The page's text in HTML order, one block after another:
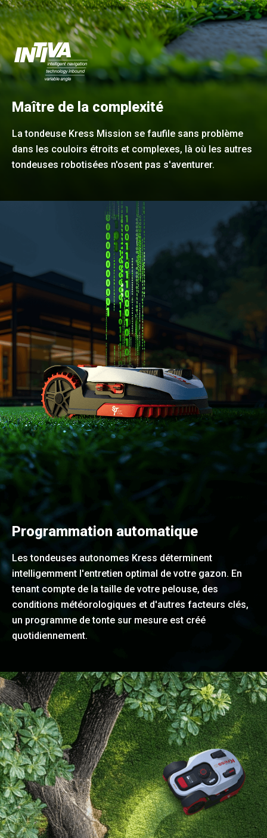
Maître de la complexité
La tondeuse Kress Mission se faufile sans problème
dans les couloirs étroits et complexes, là où les autres
tondeuses robotisées n'osent pas s'aventurer.
Programmation automatique
Les tondeuses autonomes Kress déterminent
intelligemment l'entretien optimal de votre gazon. En
tenant compte de la taille de votre pelouse, des
conditions météorologiques et d'autres facteurs clés,
un programme de tonte sur mesure est créé
quotidiennement.